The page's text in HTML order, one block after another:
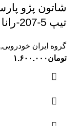
تیپ 5-207-رانا SUNEX سانکس
گروه ایران خودرویی,
تومان ۱.۶۰۰.۰۰۰